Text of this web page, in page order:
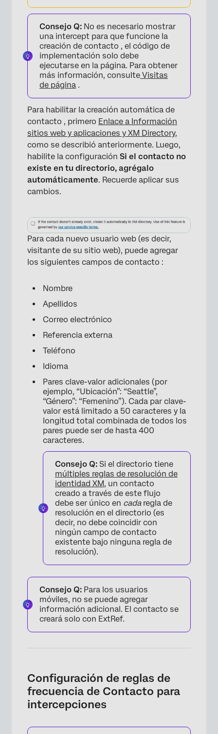
Consejo Q: No es necesario mostrar
una intercept para que funcione la
creación de contacto , el código de
implementación solo debe
ejecutarse en la página. Para obtener
más información, consulte Visitas
de página .
Para habilitar la creación automática de
contacto , primero Enlace a Información
sitios web y aplicaciones y XM Directory,
como se describió anteriormente. Luego,
habilite la configuración Si el contacto no
existe en tu directorio, agrégalo
automáticamente. Recuerde aplicar sus
cambios.
Para cada nuevo usuario web (es decir,
visitante de su sitio web), puede agregar
los siguientes campos de contacto :
Nombre
Apellidos
Correo electrónico
Referencia externa
Teléfono
Idioma
Pares clave-valor adicionales (por
ejemplo, “Ubicación”: “Seattle”,
“Género”: “Femenino”). Cada par clave-
valor está limitado a 50 caracteres y la
longitud total combinada de todos los
pares puede ser de hasta 400
caracteres.
Consejo Q: Si el directorio tiene
múltiples reglas de resolución de
identidad XM, un contacto
creado a través de este flujo
debe ser único en cadaregla de
resolución en el directorio (es
decir, no debe coincidir con
ningún campo de contacto
existente bajo ninguna regla de
resolución).
Consejo Q: Para los usuarios
móviles, no se puede agregar
información adicional. El contacto se
creará solo con ExtRef.
Configuración de reglas de
frecuencia de Contacto para
intercepciones